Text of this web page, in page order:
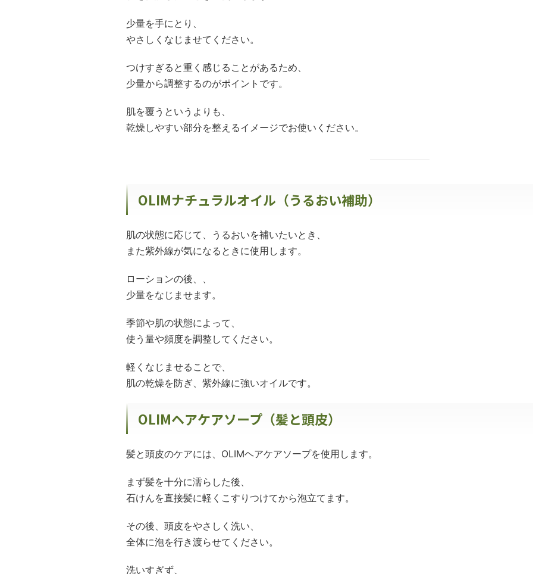
少量を手にとり、
やさしくなじませてください。
つけすぎると重く感じることがあるため、
少量から調整するのがポイントです。
肌を覆うというよりも、
乾燥しやすい部分を整えるイメージでお使いください。
OLIMナチュラルオイル（うるおい補助）
肌の状態に応じて、うるおいを補いたいとき、
また紫外線が気になるときに使用します。
ローションの後、、
少量をなじませます。
季節や肌の状態によって、
使う量や頻度を調整してください。
軽くなじませることで、
肌の乾燥を防ぎ、紫外線に強いオイルです。
OLIMヘアケアソープ（髪と頭皮）
髪と頭皮のケアには、OLIMヘアケアソープを使用します。
まず髪を十分に濡らした後、
石けんを直接髪に軽くこすりつけてから泡立てます。
その後、頭皮をやさしく洗い、
全体に泡を行き渡らせてください。
洗いすぎず、